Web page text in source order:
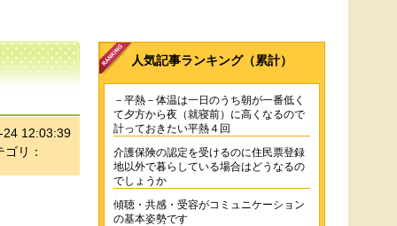
24 12:03:39
ゴリ：
人気記事ランキング（累計）
－平熱－体温は一日のうち朝が一番低く
て夕方から夜（就寝前）に高くなるので
計っておきたい平熱４回
介護保険の認定を受けるのに住民票登録
地以外で暮らしている場合はどうなるの
でしょうか
傾聴・共感・受容がコミュニケーション
の基本姿勢です